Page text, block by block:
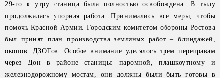
29-го к утру станица была полностью освобождена. В тылу
продолжалась упорная работа. Принимались все меры, чтобы
помочь Красной Армии. Городским комитетом обороны Ростова
был принят план производства земляных работ – блиндажей,
окопов, ДЗОТов. Особое внимание уделялось трем переправам
через Дон в районе станицы: паромной, плашкоутному и
железнодорожному мостам, они должны были быть готовы в